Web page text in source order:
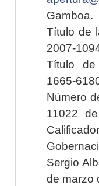
Título de
2007-
Título de
1665-
Número
11022
Sergio
de marzo